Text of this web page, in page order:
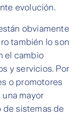
evolución.
obviamente
también lo son
el cambio
y servicios. Por
o promotores
mayor
de sistemas de